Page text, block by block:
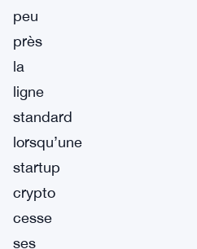
peu
près
la
ligne
standard
lorsqu’une
startup
crypto
cesse
ses